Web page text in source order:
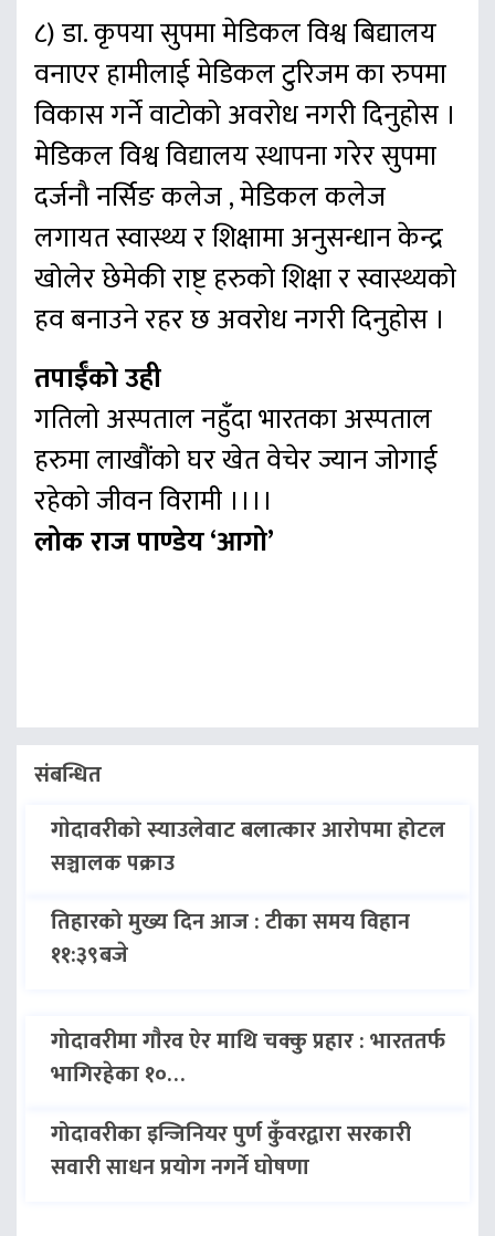
८) डा. कृपया सुपमा मेडिकल विश्व बिद्यालय
वनाएर हामीलाई मेडिकल टुरिजम का रुपमा
विकास गर्ने वाटोको अवरोध नगरी दिनुहोस ।
मेडिकल विश्व विद्यालय स्थापना गरेर सुपमा
दर्जनौ नर्सिङ कलेज , मेडिकल कलेज
लगायत स्वास्थ्य र शिक्षामा अनुसन्धान केन्द्र
खोलेर छेमेकी राष्ट् हरुको शिक्षा र स्वास्थ्यको
हव बनाउने रहर छ अवरोध नगरी दिनुहोस ।
तपाईँको उही
गतिलो अस्पताल नहुँदा भारतका अस्पताल
हरुमा लाखौंको घर खेत वेचेर ज्यान जोगाई
रहेको जीवन विरामी ।।।।
लोक राज पाण्डेय ‘आगो’
संबन्धित
गाेदावरीकाे स्याउलेवाट बलात्कार आरोपमा होटल
सञ्चालक पक्राउ
तिहारको मुख्य दिन आज : टीका समय विहान
११:३९बजे
गोदावरीमा गाैरव ऐर माथि चक्कु प्रहार : भारततर्फ
भागिरहेका १०…
गोदावरीका इन्जिनियर पुर्ण कुँवरद्वारा सरकारी
सवारी साधन प्रयोग नगर्ने घाेषणा